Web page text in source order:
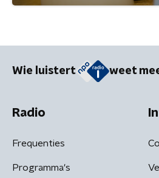
Wie luistert weet
Radio
Frequenties
Programma's